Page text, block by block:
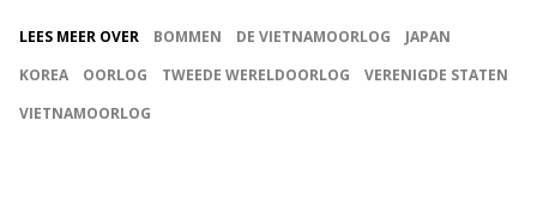
LEES MEER OVER BOMMEN DE VIETNAMOORLOG
JAPAN
KOREA
OORLOG TWEEDE WERELDOORLOG
VERENIGDE STATEN
VIETNAMOORLOG